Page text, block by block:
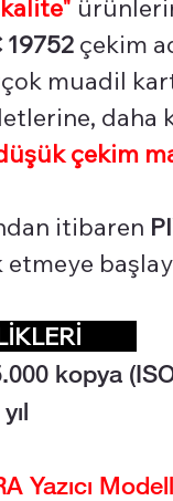
kalite"
19752 çekim
muadil
çekim
itibaren
etmeye
00 kopya
Yazıcı